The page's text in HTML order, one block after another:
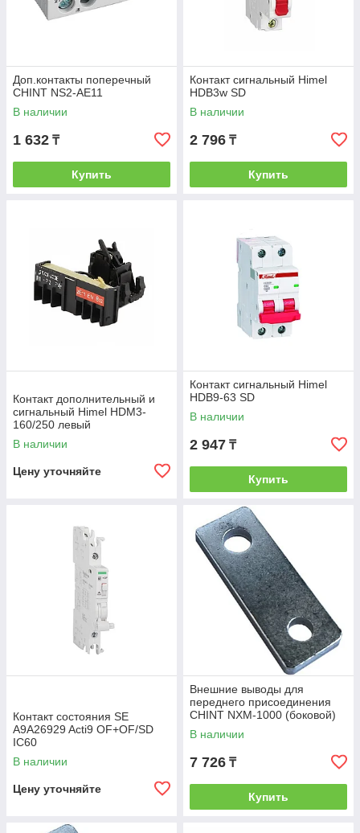
Доп.контакты поперечный
CHINT NS2-AE11
В наличии
1 632 ₸
Купить
Контакт сигнальный Himel
HDB3w SD
В наличии
2 796 ₸
Купить
Контакт дополнительный и
сигнальный Himel HDM3-
160/250 левый
В наличии
Цену уточняйте
Контакт сигнальный Himel
HDB9-63 SD
В наличии
2 947 ₸
Купить
Контакт состояния SE
A9A26929 Acti9 OF+OF/SD
IC60
В наличии
Цену уточняйте
Внешние выводы для
переднего присоединения
CHINT NXM-1000 (боковой)
В наличии
7 726 ₸
Купить